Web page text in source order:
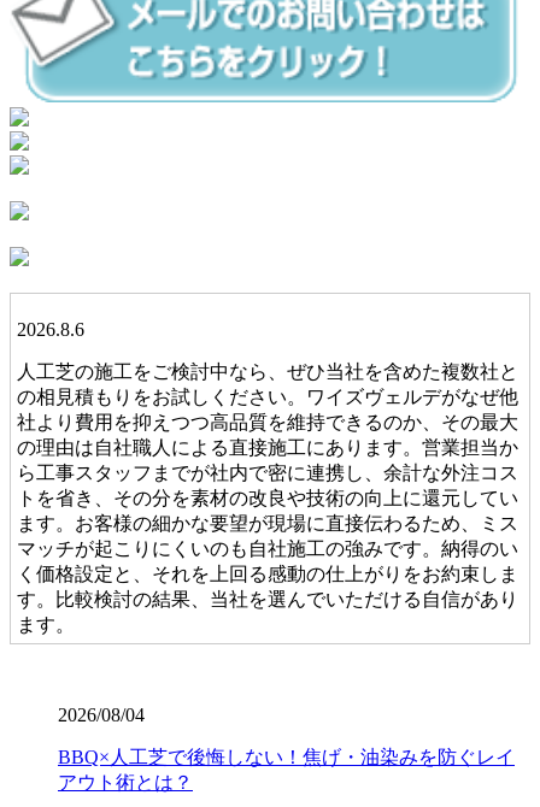
2026.8.6
人工芝の施工をご検討中なら、ぜひ当社を含めた複数社と
の相見積もりをお試しください。ワイズヴェルデがなぜ他
社より費用を抑えつつ高品質を維持できるのか、その最大
の理由は自社職人による直接施工にあります。営業担当か
ら工事スタッフまでが社内で密に連携し、余計な外注コス
トを省き、その分を素材の改良や技術の向上に還元してい
ます。お客様の細かな要望が現場に直接伝わるため、ミス
マッチが起こりにくいのも自社施工の強みです。納得のい
く価格設定と、それを上回る感動の仕上がりをお約束しま
す。比較検討の結果、当社を選んでいただける自信があり
ます。
当社の人工芝は、厳しい世界基準である海外のFIFA認定を
す。この認定は、スポーツにおける激しい衝撃や摩擦への
耐久性が保証されている証です。お子様が全力で走り回っ
2026/08/04
BBQ×人工芝で後悔しない！焦げ・油染みを防ぐレイ
アウト術とは？